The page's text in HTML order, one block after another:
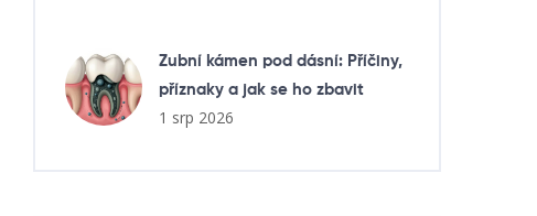
Zubní kámen pod dásní: Příčiny,
příznaky a jak se ho zbavit
1 srp 2026